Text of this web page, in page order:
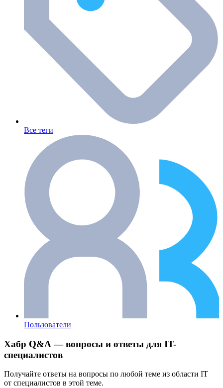
Все теги
Пользователи
Хабр Q&A — вопросы и ответы для IT-
специалистов
Получайте ответы на вопросы по любой теме из области IT
от специалистов в этой теме.